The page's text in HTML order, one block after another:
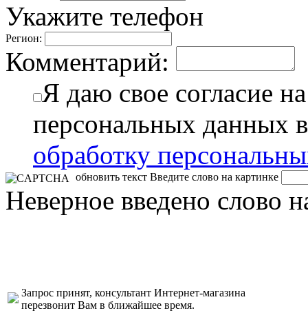
Укажите телефон
Регион:
Комментарий:
Я даю свое согласие
персональных данных
обработку
обновить текст Введите слово на картинке
Неверное введено слово
Запрос принят, консультант Интернет-магазина
перезвонит Вам в ближайшее время.